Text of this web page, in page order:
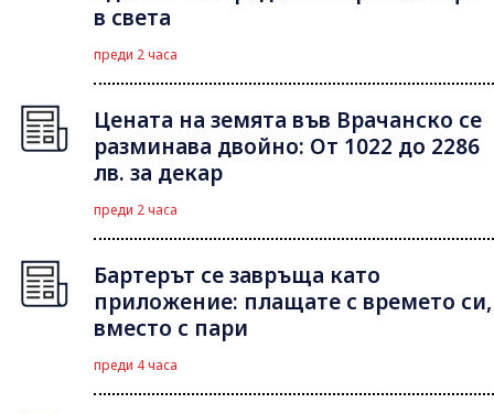
в света
преди 2 часа
Цената на земята във Врачанско се
разминава двойно: От 1022 до 2286
лв. за декар
преди 2 часа
Бартерът се завръща като
приложение: плащате с времето си,
вместо с пари
преди 4 часа